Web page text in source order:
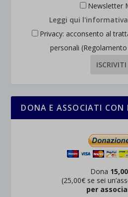
Newsletter
Leggi qui
Privacy: acconsento al
personali
DONA E ASSOCIATI CON
Dona
(25,00€ se sei
per